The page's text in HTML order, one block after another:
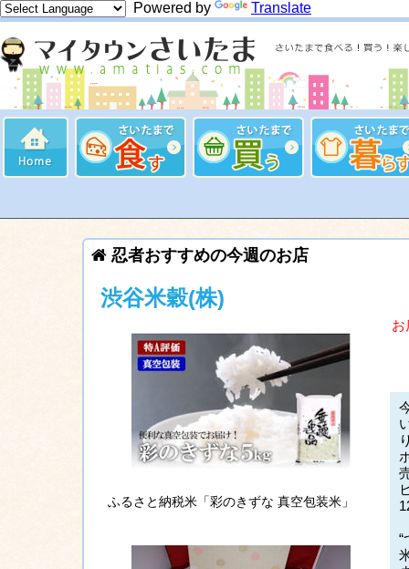
Powered by Translate
忍者おすすめの今週のお店
渋谷米穀(株)
ふるさと納税米「彩のきずな 真空包装米」
お